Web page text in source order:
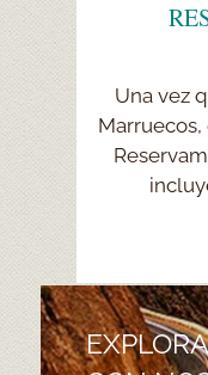
Una vez
Le
pequeño
viaje